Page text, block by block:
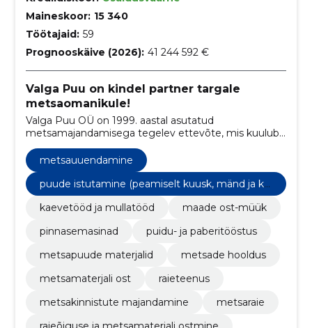
Maineskoor: 15 340
Töötajaid: 59
Prognooskäive (2026): 41 244 592 €
Valga Puu on kindel partner targale
metsaomanikule!
Valga Puu OÜ on 1999. aastal asutatud
metsamajandamisega tegelev ettevõte, mis kuulub
metsauuendamine
puude istutamine (peamiselt kuusk, mänd ja ka
sk)
kaevetööd ja mullatööd
maade ost-müük
pinnasemasinad
puidu- ja paberitööstus
metsapuude materjalid
metsade hooldus
metsamaterjali ost
raieteenus
metsakinnistute majandamine
metsaraie